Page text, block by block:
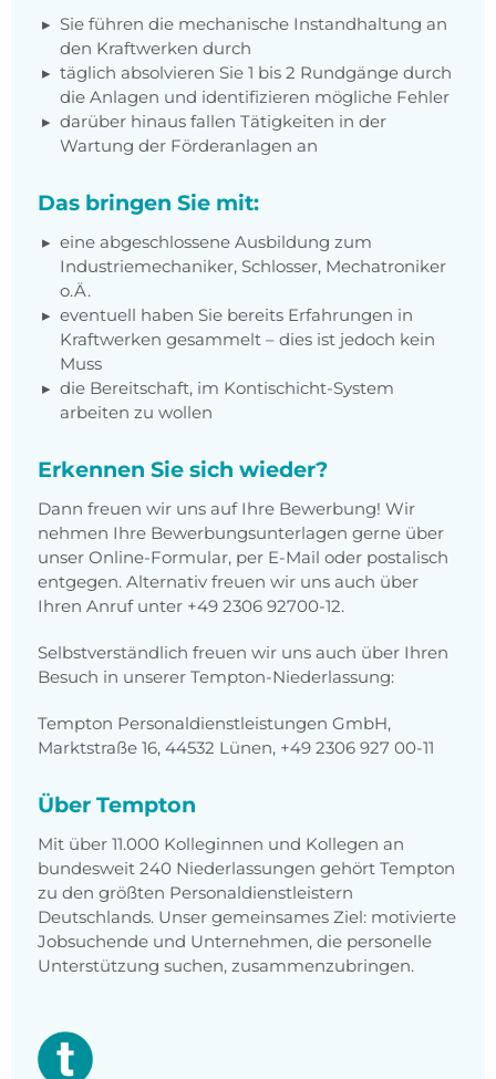
Sie führen die mechanische Instandhaltung an
den Kraftwerken durch
täglich absolvieren Sie 1 bis 2 Rundgänge durch
die Anlagen und identifizieren mögliche Fehler
darüber hinaus fallen Tätigkeiten in der
Wartung der Förderanlagen an
Das bringen Sie mit:
eine abgeschlossene Ausbildung zum
Industriemechaniker, Schlosser, Mechatroniker
o.Ä.
eventuell haben Sie bereits Erfahrungen in
Kraftwerken gesammelt – dies ist jedoch kein
Muss
die Bereitschaft, im Kontischicht-System
arbeiten zu wollen
Erkennen Sie sich wieder?
Dann freuen wir uns auf Ihre Bewerbung! Wir
nehmen Ihre Bewerbungsunterlagen gerne über
unser Online-Formular, per E-Mail oder postalisch
entgegen. Alternativ freuen wir uns auch über
Ihren Anruf unter +49 2306 92700-12.
Selbstverständlich freuen wir uns auch über Ihren
Besuch in unserer Tempton-Niederlassung:
Tempton Personaldienstleistungen GmbH,
Marktstraße 16, 44532 Lünen, +49 2306 927 00-11
Über Tempton
Mit über 11.000 Kolleginnen und Kollegen an
bundesweit 240 Niederlassungen gehört Tempton
zu den größten Personaldienstleistern
Deutschlands. Unser gemeinsames Ziel: motivierte
Jobsuchende und Unternehmen, die personelle
Unterstützung suchen, zusammenzubringen.